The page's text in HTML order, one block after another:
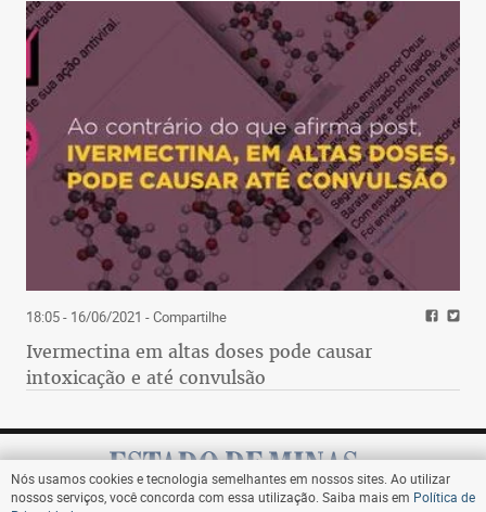
18:05 - 16/06/2021 - Compartilhe
Ivermectina em altas doses pode causar
intoxicação e até convulsão
Nós usamos cookies e tecnologia semelhantes em nossos sites. Ao utilizar
nossos serviços, você concorda com essa utilização. Saiba mais em Política de